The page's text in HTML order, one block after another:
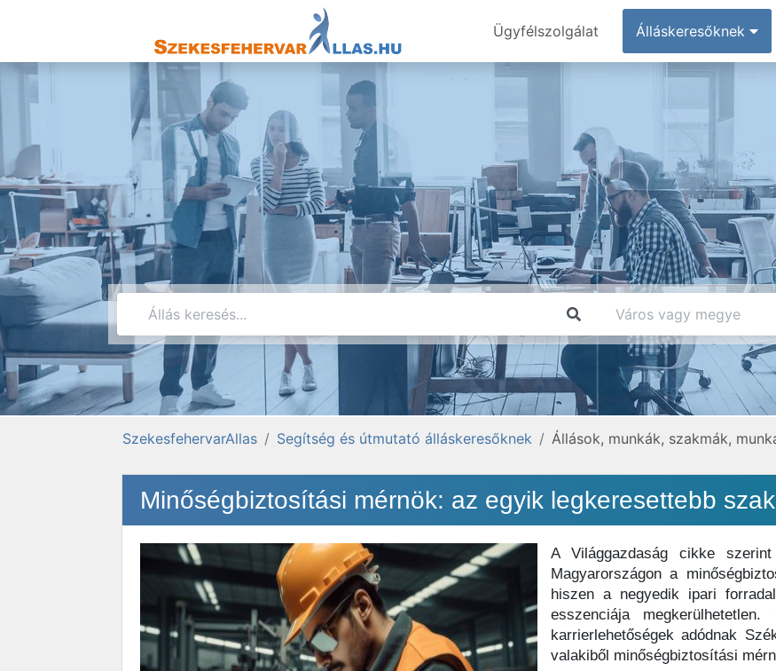
Ügyfélszolgálat Álláskeresőknek
SzekesfehervarAllas Segítség és útmutató álláskeresőknek Állások, munkák, szakmák,
Minőségbiztosítási mérnök: az egyik legkeresettebb
A Világgazdaság cikke
Magyarországon a
hiszen a negyedik ipari
esszenciája
karrierlehetőségek adódnak
valakiből minőségbiztosítási